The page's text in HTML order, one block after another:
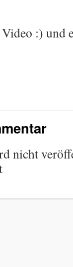
:) und
nicht